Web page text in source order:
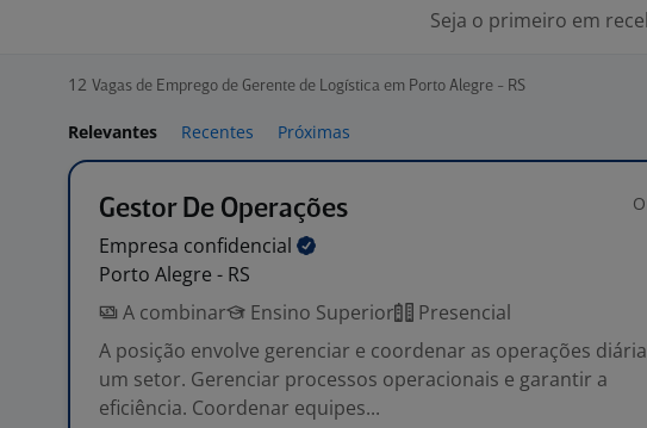
Seja o primeiro em
12 Vagas de Emprego de Gerente de Logística em Porto Alegre - RS
Relevantes Recentes Próximas
Gestor De Operações
Empresa confidencial
Porto Alegre - RS
A combinar
Ensino Superior
Presencial
A posição envolve gerenciar e coordenar as operações
um setor. Gerenciar processos operacionais e garantir a
eficiência. Coordenar equipes...